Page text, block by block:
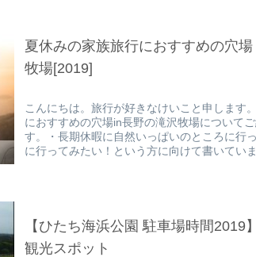
夏休みの家族旅行におすすめの穴
牧場[2019]
こんにちは。旅行が好きなけいこと申します
におすすめの穴場in長野の滝沢牧場について
す。・長期休暇に自然いっぱいのところに行
に行ってみたい！という方に向けて書いていま
【ひたち海浜公園 駐車場時間2019
観光スポット